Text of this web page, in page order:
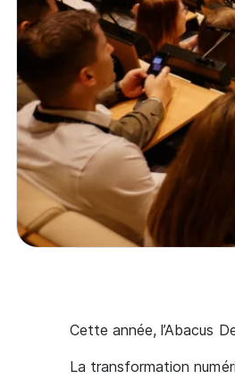
Cette année, l’Abacus
La transformation